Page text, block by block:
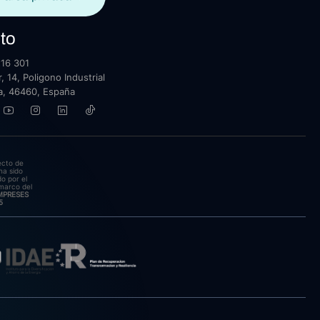
301
14, Poligono Industrial
46460, España
de
sido
por el
del